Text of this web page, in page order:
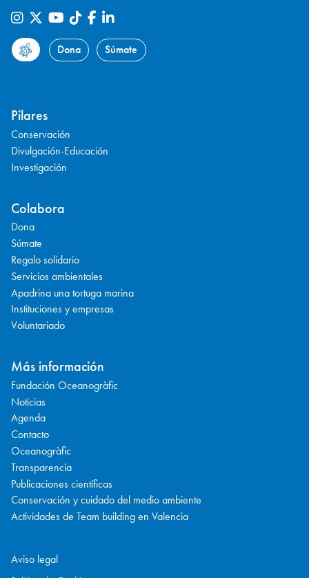
Dona Súmate
Pilares
Conservación
Divulgación-Educación
Investigación
Colabora
Dona
Súmate
Regalo solidario
Servicios ambientales
Apadrina una tortuga marina
Instituciones y empresas
Voluntariado
Más información
Fundación Oceanogràfic
Noticias
Agenda
Contacto
Oceanogràfic
Transparencia
Publicaciones científicas
Conservación y cuidado del medio ambiente
Actividades de Team building en Valencia
Aviso legal